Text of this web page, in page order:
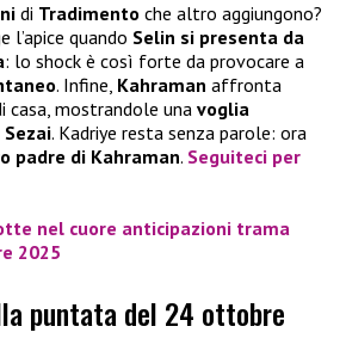
di Tradimento che altro aggiungono?
l’apice quando Selin si presenta da
: lo shock è così forte da provocare a
. Infine, Kahraman affronta
casa, mostrandole una voglia
. Kadriye resta senza parole: ora
padre di Kahraman. Seguiteci per
nel cuore anticipazioni trama
2025
puntata del 24 ottobre